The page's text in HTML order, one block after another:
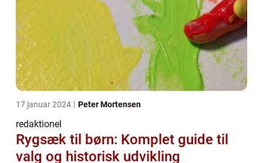
17 januar 2024 Peter Mortensen
redaktionel
Rygsæk til børn: Komplet guide til
valg og historisk udvikling